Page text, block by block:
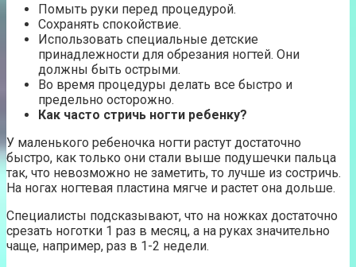
Помыть руки перед процедурой.
Сохранять спокойствие.
Использовать специальные детские
принадлежности для обрезания ногтей. Они
должны быть острыми.
Во время процедуры делать все быстро и
предельно осторожно.
Как часто стричь ногти ребенку?
У маленького ребеночка ногти растут достаточно
быстро, как только они стали выше подушечки пальца
так, что невозможно не заметить, то лучше из состричь.
На ногах ногтевая пластина мягче и растет она дольше.
Специалисты подсказывают, что на ножках достаточно
срезать ноготки 1 раз в месяц, а на руках значительно
чаще, например, раз в 1-2 недели.